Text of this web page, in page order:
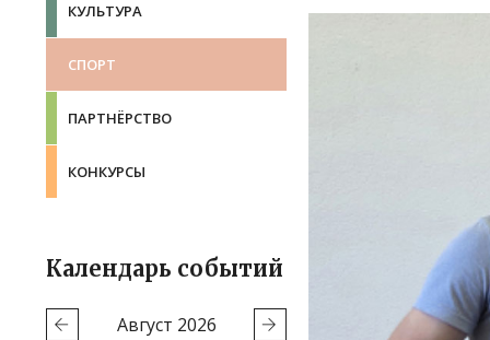
КУЛЬТУРА
СПОРТ
ПАРТНЁРСТВО
КОНКУРСЫ
Календарь событий
Август 2026